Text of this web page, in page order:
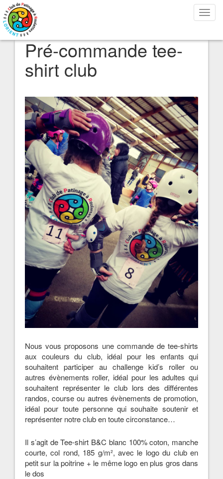
la
Pré-commande tee-
shirt club
Nous vous proposons une commande de tee-shirts
aux couleurs du club, idéal pour les enfants qui
souhaitent participer au challenge kid’s roller ou
autres évènements roller, idéal pour les adultes qui
souhaitent représenter le club lors des différentes
randos, course ou autres évènements de promotion,
idéal pour toute personne qui souhaite soutenir et
représenter notre club en toute circonstance…
Il s’agit de Tee-shirt B&C blanc 100% coton, manche
courte, col rond, 185 g/m², avec le logo du club en
petit sur la poitrine + le même logo en plus gros dans
le dos